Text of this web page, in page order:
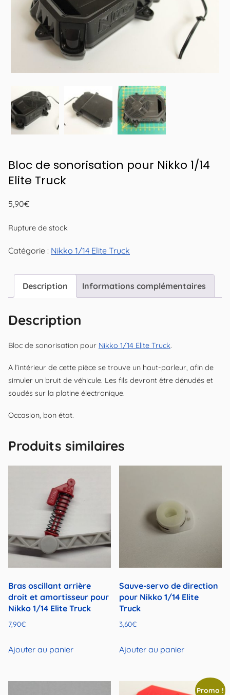
Bloc de sonorisation pour Nikko 1/14
Elite Truck
5,90€
Rupture de stock
Catégorie : Nikko 1/14 Elite Truck
Description Informations complémentaires
Description
Bloc de sonorisation pour Nikko 1/14 Elite Truck.
A l’intérieur de cette pièce se trouve un haut-parleur, afin de
simuler un bruit de véhicule. Les fils devront être dénudés et
soudés sur la platine électronique.
Occasion, bon état.
Produits similaires
Bras oscillant arrière
droit et amortisseur pour
Nikko 1/14 Elite Truck
7,90€
Ajouter au panier
Sauve-servo de direction
pour Nikko 1/14 Elite
Truck
3,60€
Ajouter au panier
Promo !